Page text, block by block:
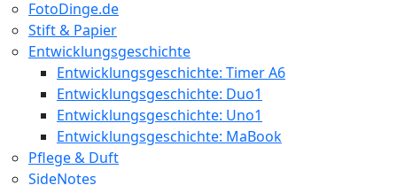
FotoDinge.de
Stift & Papier
Entwicklungsgeschichte
Entwicklungsgeschichte: Timer A6
Entwicklungsgeschichte: Duo1
Entwicklungsgeschichte: Uno1
Entwicklungsgeschichte: MaBook
Pflege & Duft
SideNotes